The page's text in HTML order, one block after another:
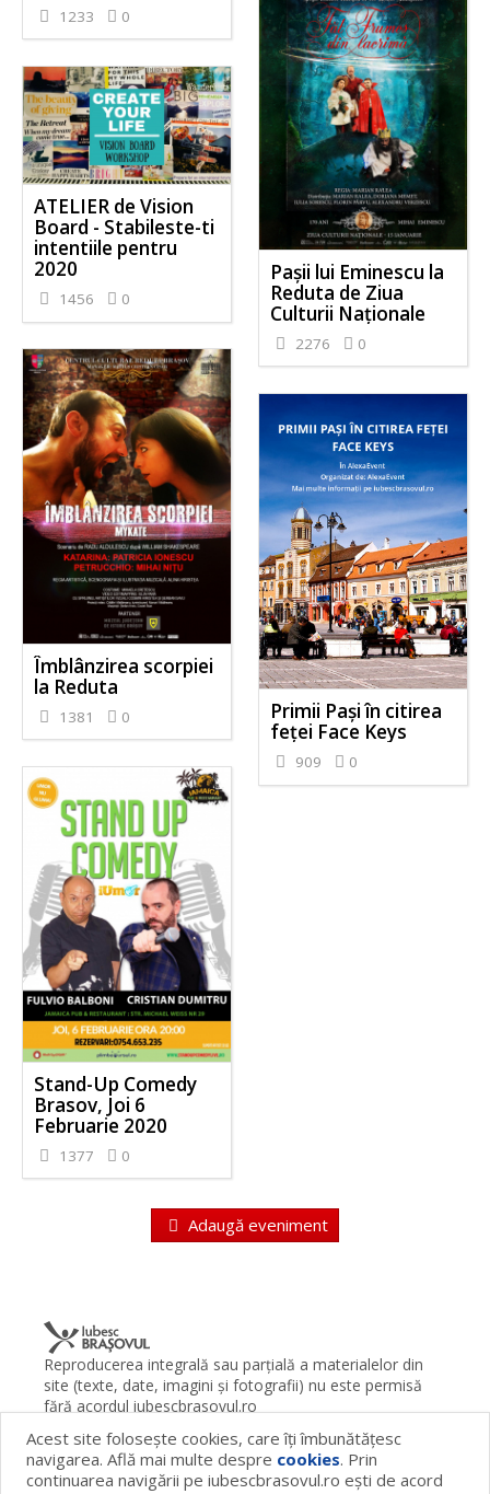
1233 0
Pașii lui Eminescu la
Reduta de Ziua
Culturii Naționale
2276 0
ATELIER de Vision
Board - Stabileste-ti
intentiile pentru
2020
1456 0
Îmblânzirea scorpiei
la Reduta
1381 0
Primii Pași în citirea
feței Face Keys
909 0
Stand-Up Comedy
Brasov, Joi 6
Februarie 2020
1377 0
Adaugă eveniment
Reproducerea integrală sau parţială a materialelor din
site (texte, date, imagini şi fotografii) nu este permisă
fără acordul iubescbrasovul.ro
Termeni şi condiţii
Contact Despre proiect
FAQ
Cookies
Publicitate
© 2026 iubescbrasovul.ro
Acest site foloseşte cookies, care îţi îmbunătăţesc
navigarea. Află mai multe despre cookies. Prin
continuarea navigării pe iubescbrasovul.ro eşti de acord